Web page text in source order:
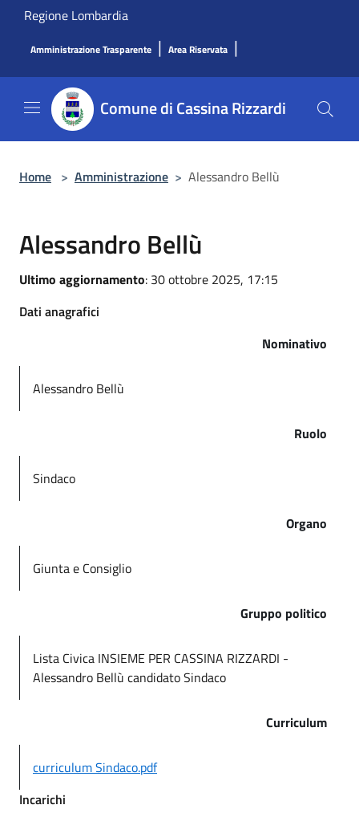
Salta al contenuto principale
Regione Lombardia
Amministrazione Trasparente | Area Riservata |
Comune di Cassina Rizzardi
Home > Amministrazione > Alessandro Bellù
Alessandro Bellù
Ultimo aggiornamento: 30 ottobre 2025, 17:15
Dati anagrafici
Nominativo
Alessandro Bellù
Ruolo
Sindaco
Organo
Giunta e Consiglio
Gruppo politico
Lista Civica INSIEME PER CASSINA RIZZARDI -
Alessandro Bellù candidato Sindaco
Curriculum
curriculum Sindaco.pdf
Incarichi